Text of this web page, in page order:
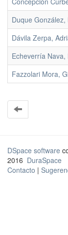
Duque
Dávila Zerpa,
Echeverría
Fazzolari Mora,
DSpace software
2016 DuraSpace
Contacto |